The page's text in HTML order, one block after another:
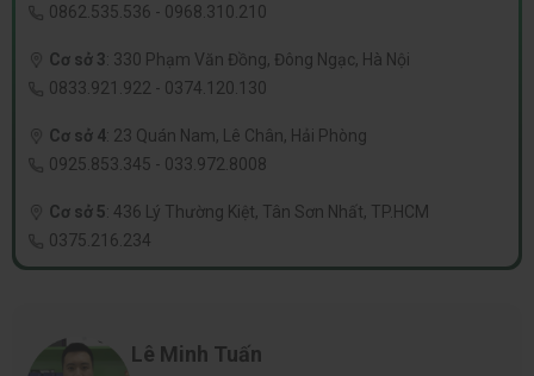
0862.535.536 - 0968.310.210
Cơ sở 3: 330 Phạm Văn Đồng, Đông Ngạc, Hà Nội
0833.921.922 - 0374.120.130
Cơ sở 4: 23 Quán Nam, Lê Chân, Hải Phòng
0925.853.345 - 033.972.8008
Cơ sở 5: 436 Lý Thường Kiệt, Tân Sơn Nhất, TP.HCM
0375.216.234
Lê Minh Tuấn